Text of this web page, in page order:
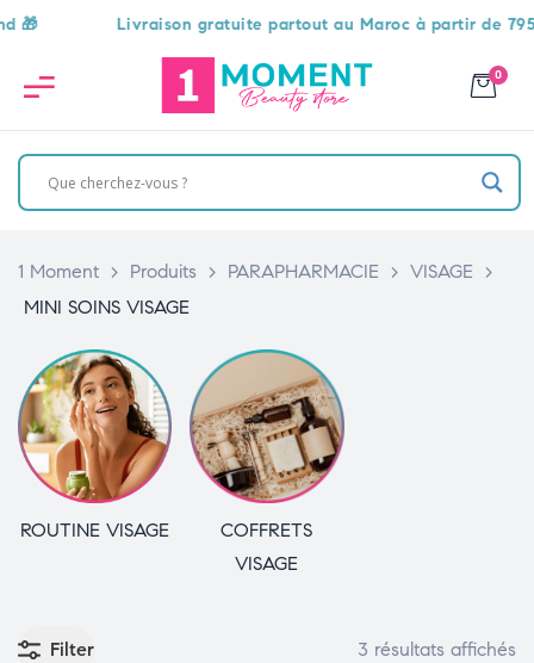
Livraison gratuite partout au Maroc à partir de 795
0
1 Moment > Produits > PARAPHARMACIE > VISAGE
>
MINI SOINS VISAGE
ROUTINE VISAGE
COFFRETS
VISAGE
Filter 3 résultats affichés